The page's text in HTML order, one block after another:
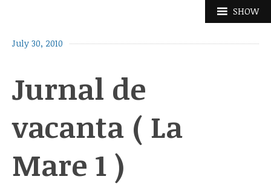
SHOW
July 30, 2010
Jurnal de
vacanta ( La
Mare 1 )